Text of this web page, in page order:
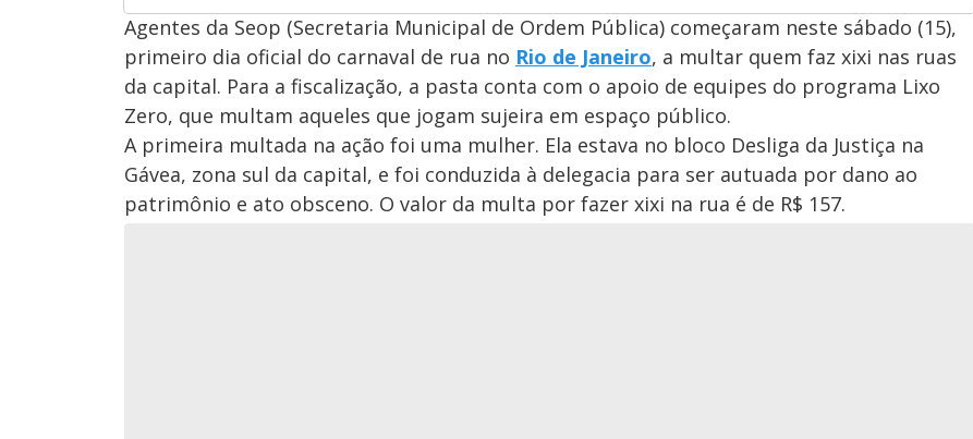
Agentes da Seop (Secretaria Municipal de Ordem Pública) começaram neste sábado (15),
primeiro dia oficial do carnaval de rua no Rio de Janeiro, a multar quem faz xixi nas ruas
da capital. Para a fiscalização, a pasta conta com o apoio de equipes do programa Lixo
Zero, que multam aqueles que jogam sujeira em espaço público.
A primeira multada na ação foi uma mulher. Ela estava no bloco Desliga da Justiça na
Gávea, zona sul da capital, e foi conduzida à delegacia para ser autuada por dano ao
patrimônio e ato obsceno. O valor da multa por fazer xixi na rua é de R$ 157.